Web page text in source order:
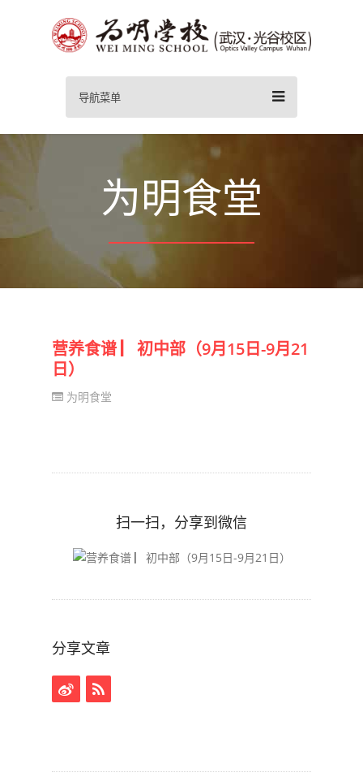
导航菜单
为明食堂
营养食谱 ▏初中部（9月15日-9月21
日）
为明食堂
扫一扫，分享到微信
分享文章